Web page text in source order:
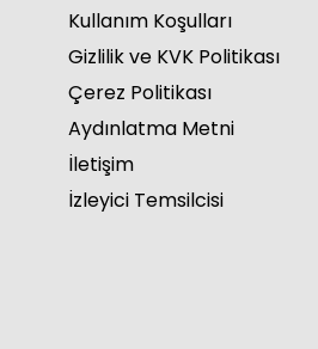
Kullanım Koşulları
Gizlilik ve KVK Politikası
Çerez Politikası
Aydınlatma Metni
İletişim
İzleyici Temsilcisi